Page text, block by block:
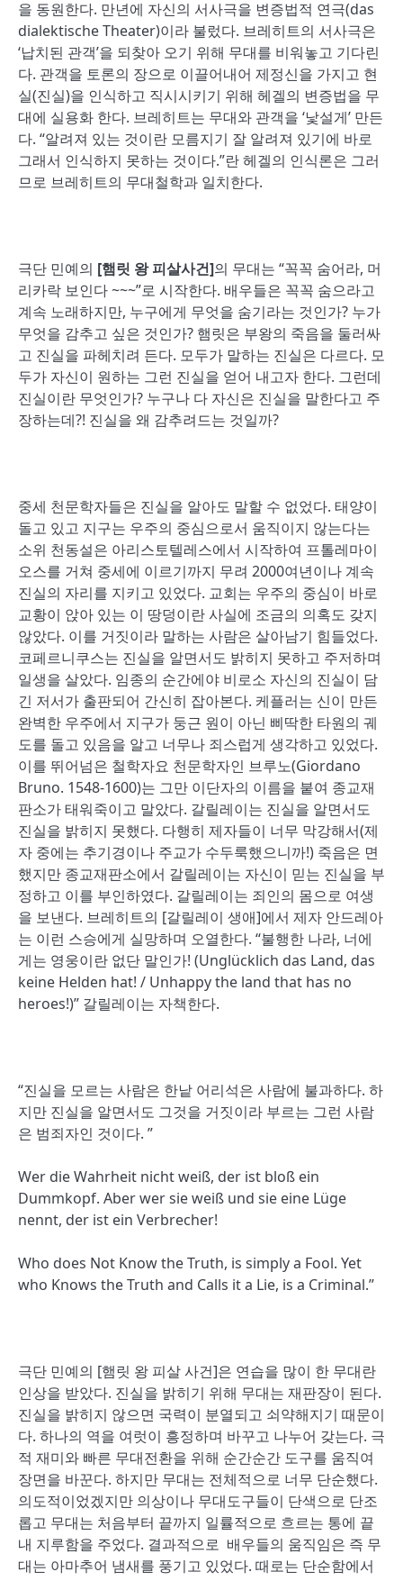
을 동원한다. 만년에 자신의 서사극을 변증법적 연극(das
dialektische Theater)이라 불렀다. 브레히트의 서사극은
‘납치된 관객’을 되찾아 오기 위해 무대를 비워놓고 기다린
다. 관객을 토론의 장으로 이끌어내어 제정신을 가지고 현
실(진실)을 인식하고 직시시키기 위해 헤겔의 변증법을 무
대에 실용화 한다. 브레히트는 무대와 관객을 ‘낯설게’ 만든
다. “알려져 있는 것이란 모름지기 잘 알려져 있기에 바로
그래서 인식하지 못하는 것이다.”란 헤겔의 인식론은 그러
므로 브레히트의 무대철학과 일치한다.
극단 민예의 [햄릿 왕피살사건]의 무대는 “꼭꼭 숨어라, 머
리카락 보인다 ~~~”로 시작한다. 배우들은 꼭꼭 숨으라고
계속 노래하지만, 누구에게 무엇을 숨기라는 것인가? 누가
무엇을 감추고 싶은 것인가? 햄릿은 부왕의 죽음을 둘러싸
고 진실을 파헤치려 든다. 모두가 말하는 진실은 다르다. 모
두가 자신이 원하는 그런 진실을 얻어 내고자 한다. 그런데
진실이란 무엇인가? 누구나 다 자신은 진실을 말한다고 주
장하는데?! 진실을 왜 감추려드는 것일까?
중세 천문학자들은 진실을 알아도 말할 수 없었다. 태양이
돌고 있고 지구는 우주의 중심으로서 움직이지 않는다는
소위 천동설은 아리스토텔레스에서 시작하여 프톨레마이
오스를 거쳐 중세에 이르기까지 무려 2000여년이나 계속
진실의 자리를 지키고 있었다. 교회는 우주의 중심이 바로
교황이 앉아 있는 이 땅덩이란 사실에 조금의 의혹도 갖지
않았다. 이를 거짓이라 말하는 사람은 살아남기 힘들었다.
코페르니쿠스는 진실을 알면서도 밝히지 못하고 주저하며
일생을 살았다. 임종의 순간에야 비로소 자신의 진실이 담
긴 저서가 출판되어 간신히 잡아본다. 케플러는 신이 만든
완벽한 우주에서 지구가 둥근 원이 아닌 삐딱한 타원의 궤
도를 돌고 있음을 알고 너무나 죄스럽게 생각하고 있었다.
이를 뛰어넘은 철학자요 천문학자인 브루노(Giordano
Bruno. 1548-1600)는 그만 이단자의 이름을 붙여 종교재
판소가 태워죽이고 말았다. 갈릴레이는 진실을 알면서도
진실을 밝히지 못했다. 다행히 제자들이 너무 막강해서(제
자 중에는 추기경이나 주교가 수두룩했으니까!) 죽음은 면
했지만 종교재판소에서 갈릴레이는 자신이 믿는 진실을 부
정하고 이를 부인하였다. 갈릴레이는 죄인의 몸으로 여생
을 보낸다. 브레히트의 [갈릴레이 생애]에서 제자 안드레아
는 이런 스승에게 실망하며 오열한다. “불행한 나라, 너에
게는 영웅이란 없단 말인가! (Unglücklich das Land, das
keine Helden hat! / Unhappy the land that has no
heroes!)” 갈릴레이는 자책한다.
“진실을 모르는 사람은 한낱 어리석은 사람에 불과하다. 하
지만 진실을 알면서도 그것을 거짓이라 부르는 그런 사람
은 범죄자인 것이다. ”
Wer die Wahrheit nicht weiß, der ist bloß ein
Dummkopf. Aber wer sie weiß und sie eine Lüge
nennt, der ist ein Verbrecher!
Who does Not Know the Truth, is simply a Fool. Yet
who Knows the Truth and Calls it a Lie, is a Criminal.”
극단 민예의 [햄릿 왕 피살 사건]은 연습을 많이 한 무대란
인상을 받았다. 진실을 밝히기 위해 무대는 재판장이 된다.
진실을 밝히지 않으면 국력이 분열되고 쇠약해지기 때문이
다. 하나의 역을 여럿이 흥정하며 바꾸고 나누어 갖는다. 극
적 재미와 빠른 무대전환을 위해 순간순간 도구를 움직여
장면을 바꾼다. 하지만 무대는 전체적으로 너무 단순했다.
의도적이었겠지만 의상이나 무대도구들이 단색으로 단조
롭고 무대는 처음부터 끝까지 일률적으로 흐르는 통에 끝
내 지루함을 주었다. 결과적으로 배우들의 움직임은 즉 무
대는 아마추어 냄새를 풍기고 있었다. 때로는 단순함에서